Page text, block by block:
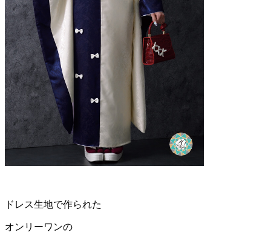
ドレス生地で作られた
オンリーワンの